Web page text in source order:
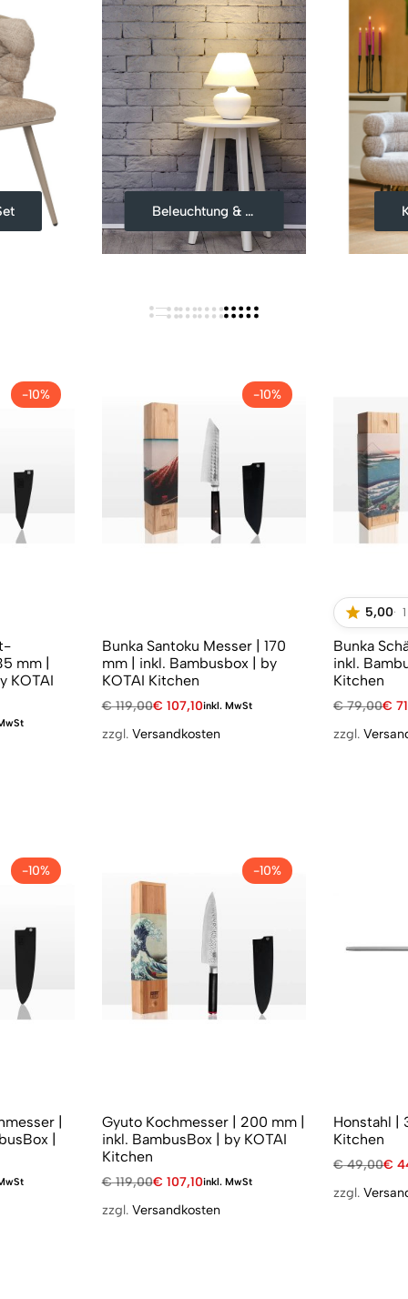
Beleuchtung & Co
-10%
mm |
KOTAI
-10%
Bunka Santoku Messer | 170
mm | inkl. Bambusbox | by
KOTAI Kitchen
€119,00€ 107,10inkl. MwSt
zzgl. Versandkosten
5,00
Bunka
inkl. Bambusbox
Kitchen
€79,00€
zzgl.
-10%
|
|
-10%
Gyuto Kochmesser | 200 mm |
inkl. BambusBox | by KOTAI
Kitchen
€119,00€ 107,10inkl. MwSt
zzgl. Versandkosten
Honstahl |
Kitchen
€49,00€
zzgl.